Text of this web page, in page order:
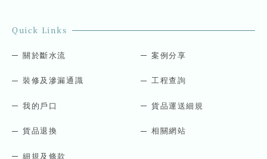
i
Quick Links
關於斷水流 案例分享
裝修及滲漏通識 工程查詢
我的戶口 貨品運送細規
貨品退換 相關網站
細規及條款